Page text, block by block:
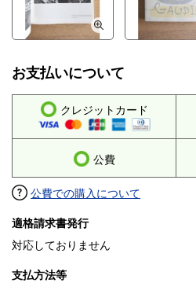
お支払いについて
クレジットカード
公費
公費での購入について
適格請求書発行
対応しておりません
支払方法等